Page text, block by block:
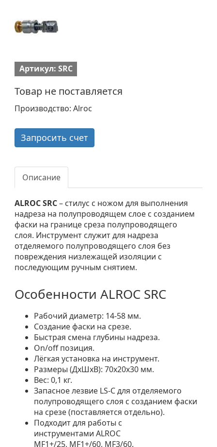
Артикул: SRC
Товар не поставляется
Производство: Alroc
Запросить счет
Описание
ALROC SRC– стилус с ножом для выполнения
надреза на полупроводящем слое с созданием
фаски на границе среза полупроводящего
слоя. Инструмент служит для надреза
отделяемого полупроводящего слоя без
повреждения низлежащей изоляции с
последующим ручным снятием.
Особенности ALROC SRC
Рабочий диаметр: 14-58 мм.
Создание фаски на срезе.
Быстрая смена глубины надреза.
On/off позиция.
Лёгкая установка на инструмент.
Размеры (ДхШхВ): 70х20х30 мм.
Вес: 0,1 кг.
Запасное лезвие LS-C для отделяемого
полупроводящего слоя с созданием фаски
на срезе (поставляется отдельно).
Подходит для работы с
инструментами ALROC
MF1+/25, MF1+/60, MF3/60.